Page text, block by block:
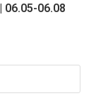
06.08